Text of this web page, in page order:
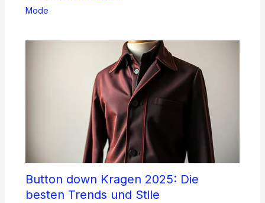
Mode
Button down Kragen 2025: Die
besten Trends und Stile